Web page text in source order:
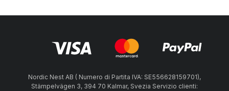
Nordic Nest AB ( Numero di Partita IVA: SE556628159701),
Stämpelvägen 3, 394 70 Kalmar, Svezia Servizio clienti: